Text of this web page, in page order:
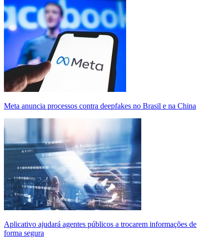
Meta anuncia processos contra deepfakes no Brasil e na China
Aplicativo ajudará agentes públicos a trocarem informações de
forma segura